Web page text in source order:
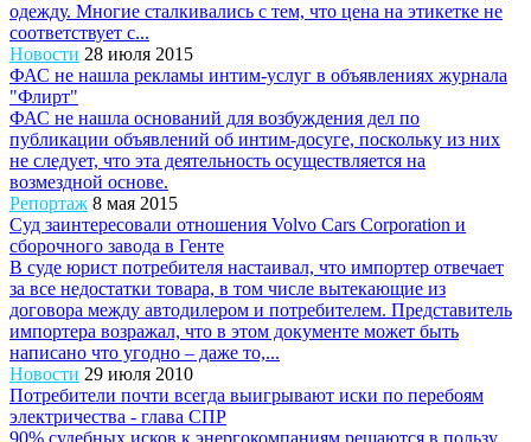
одежду. Многие сталкивались с тем, что цена на этикетке не
соответствует с...
Новости 28 июля 2015
ФАС не нашла рекламы интим-услуг в объявлениях журнала
"Флирт"
ФАС не нашла оснований для возбуждения дел по
публикации объявлений об интим-досуге, поскольку из них
не следует, что эта деятельность осуществляется на
возмездной основе.
Репортаж 8 мая 2015
Суд заинтересовали отношения Volvo Cars Corporation и
сборочного завода в Генте
В суде юрист потребителя настаивал, что импортер отвечает
за все недостатки товара, в том числе вытекающие из
договора между автодилером и потребителем. Представитель
импортера возражал, что в этом документе может быть
написано что угодно – даже то,...
Новости 29 июля 2010
Потребители почти всегда выигрывают иски по перебоям
электричества - глава СПР